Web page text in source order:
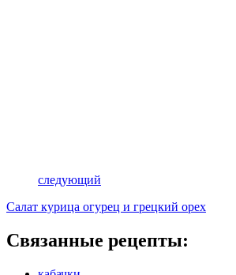
следующий
Салат курица огурец и грецкий орех
Связанные рецепты: